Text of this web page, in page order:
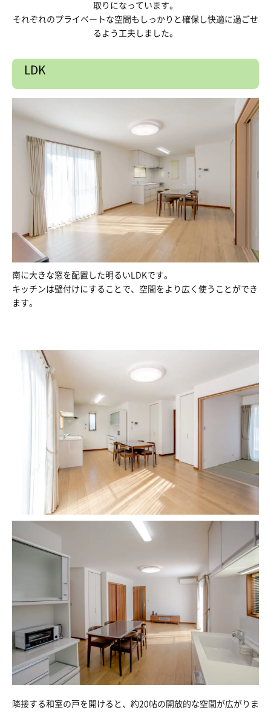
取りになっています。
それぞれのプライベートな空間もしっかりと確保し快適に過ごせ
るよう工夫しました。
LDK
南に大きな窓を配置した明るいLDKです。
キッチンは壁付けにすることで、空間をより広く使うことができ
ます。
隣接する和室の戸を開けると、約20帖の開放的な空間が広がりま